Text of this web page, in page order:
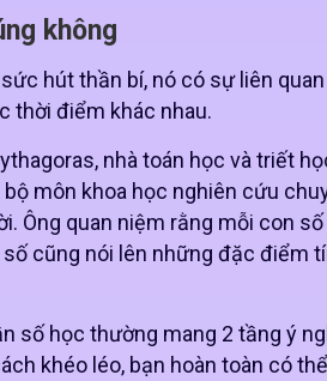
không
hút thần bí, nó có sự liên
thời điểm khác nhau.
nhà toán học và triết
môn khoa học nghiên cứu
Ông quan niệm rằng mỗi con
cũng nói lên những đặc điểm
số học thường mang 2 tầng ý
khéo léo, bạn hoàn toàn có